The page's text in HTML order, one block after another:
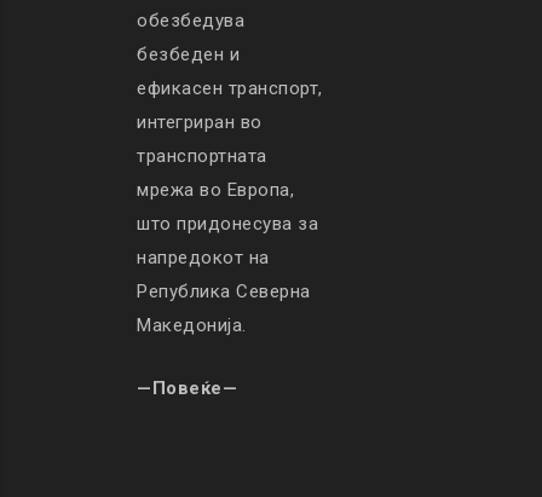
обезбедува
безбеден и
ефикасен транспорт,
интегриран во
транспортната
мрежа во Европа,
што придонесува за
напредокот на
Република Северна
Македонија.
—Повеќе—